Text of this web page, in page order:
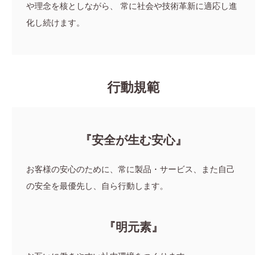
や理念を核としながら、
常に社会や技術革新に適応し進
化し続けます。
行動規範
『安全が生む安心』
お客様の安心のために、常に製品・サービス、また自己
の安全を最優先し、自ら行動します。
『明元素』